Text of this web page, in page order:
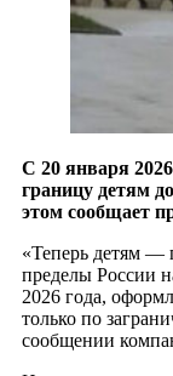
С 20 января
границу детям
этом сообщает
«Теперь детям —
пределы России
2026 года,
только по
сообщении